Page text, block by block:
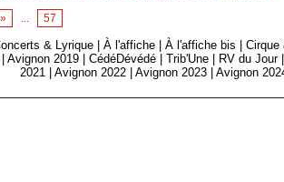
» ... 57
& Lyrique |À l'affiche |À l'affiche bis |Cirque
|Avignon 2019 |CédéDévédé |Trib'Une RV du Jour
2021
|Avignon 2022 |Avignon 2023 |Avignon